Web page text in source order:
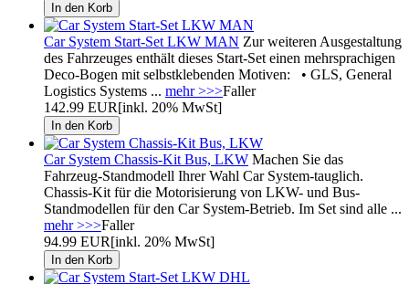
Car System Start-Set LKW MAN Zur weiteren Ausgestaltung
des Fahrzeuges enthält dieses Start-Set einen mehrsprachigen
Deco-Bogen mit selbstklebenden Motiven: • GLS, General
Logistics Systems ... mehr >>>Faller
142.99 EUR[inkl. 20% MwSt]
Car System Chassis-Kit Bus, LKW Machen Sie das
Fahrzeug-Standmodell Ihrer Wahl Car System-tauglich.
Chassis-Kit für die Motorisierung von LKW- und Bus-
Standmodellen für den Car System-Betrieb. Im Set sind alle ...
mehr >>>Faller
94.99 EUR[inkl. 20% MwSt]